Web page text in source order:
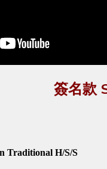
簽名款
Traditional H/S/S